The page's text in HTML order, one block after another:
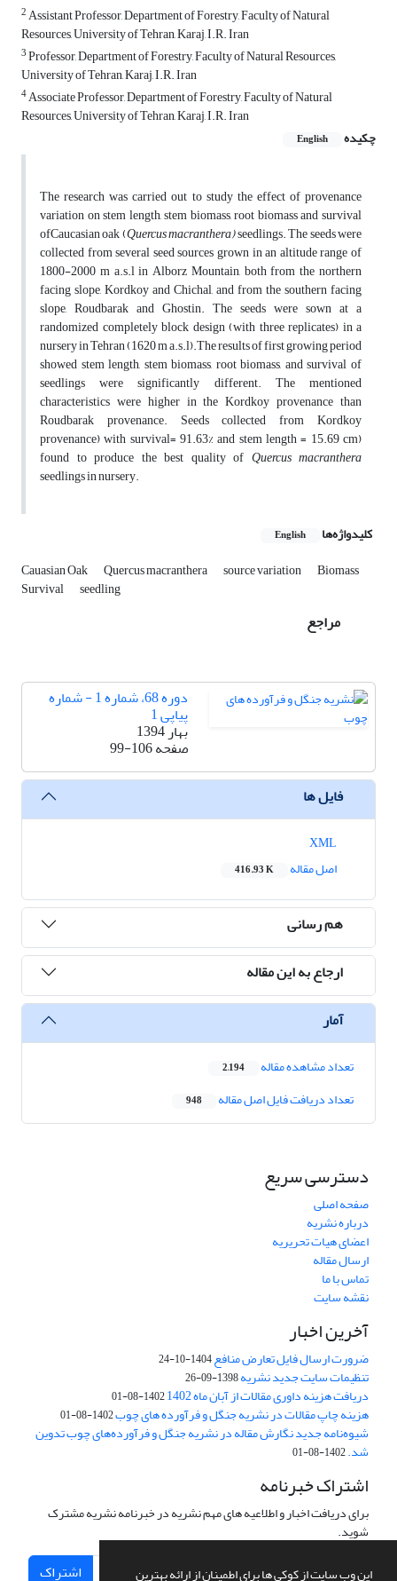
این وب سایت از کوکی ها برای اطمینان از ارائه بهترین
2Assistant Professor, Department of Forestry, Faculty of Natural
Resources, University of Tehran, Karaj, I.R. Iran
3Professor, Department of Forestry, Faculty of Natural Resources,
University of Tehran, Karaj, I.R. Iran
4Associate Professor, Department of Forestry, Faculty of Natural
Resources, University of Tehran, Karaj, I.R. Iran
چکیده
English
The research was carried out to study the effect of provenance
variation on stem length, stem biomass, root biomass and survival
ofCaucasian oak (Quercus macranthera)seedlings. The seeds were
collected from several seed sources grown in an altitude range of
1800-2000 m a.s.l in Alborz Mountain, both from the northern
facing slope, Kordkoy and Chichal, and from the southern facing
slope, Roudbarak and Ghostin. The seeds were sown at a
randomized completely block design (with three replicates) in a
nursery in Tehran (1620 m a.s.l).The results of first growing period
showed stem length, stem biomass, root biomass, and survival of
seedlings were significantly different. The mentioned
characteristics were higher in the Kordkoy provenance than
Roudbarak provenance. Seeds collected from Kordkoy
provenance) with survival= 91.63% and stem length = 15.69 cm)
found to produce the best quality of Quercus macranthera
seedlings in nursery.
کلیدواژه‌ها English
Cauasian Oak Quercus macranthera source variation Biomass
Survival seedling
مراجع
دوره 68، شماره 1 - شماره
پیاپی 1
بهار 1394
صفحه99-106
فایل ها
اصل مقاله
416.93 K
هم رسانی
ارجاع به این مقاله
آمار
تعداد مشاهده مقاله 2,194
تعداد دریافت فایل اصل مقاله 948
دسترسی سریع
صفحه اصلی
درباره نشریه
اعضای هیات تحریریه
ارسال مقاله
تماس با ما
نقشه سایت
آخرین اخبار
ضرورت ارسال فایل تعارض منافع1404-10-24
تنظیمات سایت جدید نشریه1398-09-26
دریافت هزینه داوری مقالات از آبان ماه 1402 1402-08-01
هزینه چاپ مقالات در نشریه جنگل و فرآورده های چوب1402-08-01
شیوه‌نامه جدید نگارش مقاله در نشریه جنگل و فرآورده‌های چوب تدوین
شد.1402-08-01
اشتراک خبرنامه
برای دریافت اخبار و اطلاعیه های مهم نشریه در خبرنامه نشریه مشترک
شوید.
اشتراک